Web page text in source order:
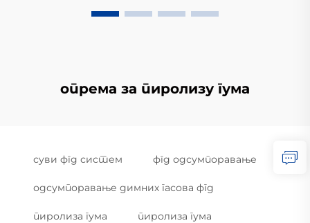
опрема за пиролизу гума
суви фгд систем фгд одсумпоравање
одсумпоравање димних гасова фгд
пиролиза гума пиролиза гума